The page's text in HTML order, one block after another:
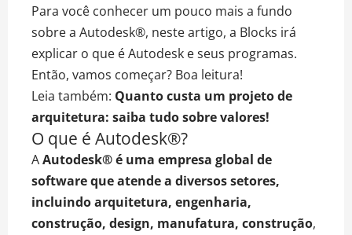
Para você conhecer um pouco mais a fundo
sobre a Autodesk®, neste artigo, a Blocks irá
explicar o que é Autodesk e seus programas.
Então, vamos começar? Boa leitura!
Leia também: Quanto custa um projeto de
arquitetura: saiba tudo sobre valores!
O que é Autodesk®?
AAutodesk® é uma empresa global de
software que atende a diversos setores,
incluindoarquitetura, engenharia,
construção, design, manufatura, construção,